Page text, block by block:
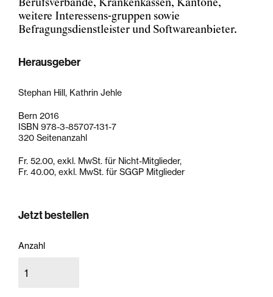
Berufsverbände, Krankenkassen, Kantone,
weitere Interessens-gruppen sowie
Befragungsdienstleister und Softwareanbieter.
Herausgeber
Stephan Hill, Kathrin Jehle
Bern 2016
ISBN 978-3-85707-131-7
320 Seitenanzahl
Fr. 52.00, exkl. MwSt. für Nicht-Mitglieder,
Fr. 40.00, exkl. MwSt. für SGGP Mitglieder
Jetzt bestellen
Anzahl